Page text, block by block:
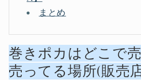
まとめ
巻きポカはどこで
売ってる場所(販売